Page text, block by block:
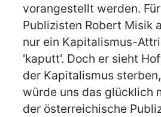
vorangestellt werden.
Publizisten Robert Misik
nur ein Kapitalismus-
'kaputt'. Doch er sieht
der Kapitalismus
würde uns das glücklich
der österreichische